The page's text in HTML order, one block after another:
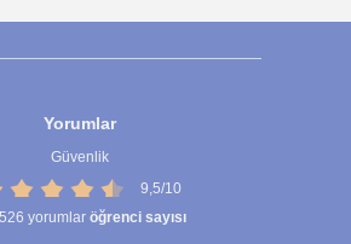
Yorumlar
Güvenlik
9,5/10
yorumlar öğrenci sayısı